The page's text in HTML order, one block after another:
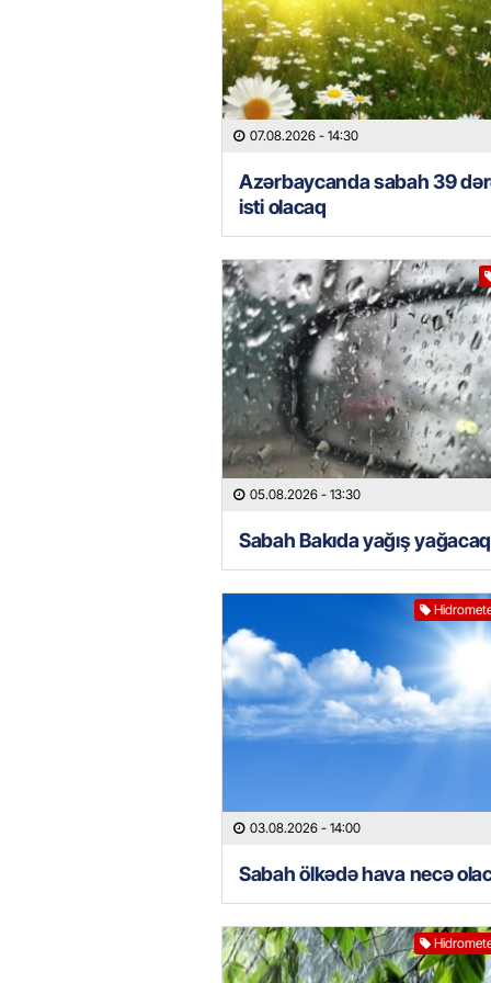
07.08.2026 - 14:30
Azərbaycanda sabah 39
isti olacaq
05.08.2026 - 13:30
Sabah Bakıda yağış yağacaq
03.08.2026 - 14:00
Sabah ölkədə hava necə